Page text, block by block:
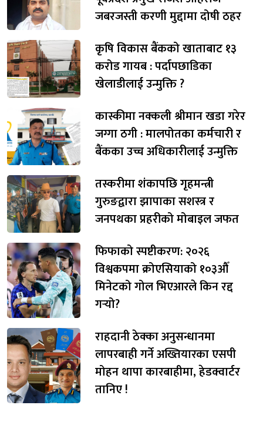
जबरजस्ती करणी मुद्दामा दोषी ठहर
कृषि विकास बैंकको खाताबाट १३
करोड गायब : पर्दापछाडिका
खेलाडीलाई उन्मुक्ति ?
कास्कीमा नक्कली श्रीमान खडा गरेर
जग्गा ठगी : मालपोतका कर्मचारी र
बैंकका उच्च अधिकारीलाई उन्मुक्ति
तस्करीमा शंकापछि गृहमन्त्री
गुरुङद्वारा झापाका सशस्त्र र
जनपथका प्रहरीको मोबाइल जफत
फिफाको स्पष्टीकरण: २०२६
विश्वकपमा क्रोएसियाको १०३औँ
मिनेटको गोल भिएआरले किन रद्द
गर्‍यो?
राहदानी ठेक्का अनुसन्धानमा
लापरबाही गर्ने अख्तियारका एसपी
मोहन थापा कारबाहीमा, हेडक्वार्टर
तानिए !